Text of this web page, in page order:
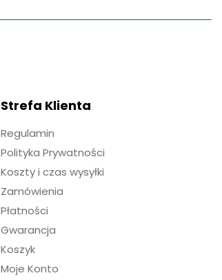
Strefa Klienta
Regulamin
Polityka Prywatności
Koszty i czas wysyłki
Zamówienia
Płatności
Gwarancja
Koszyk
Moje Konto